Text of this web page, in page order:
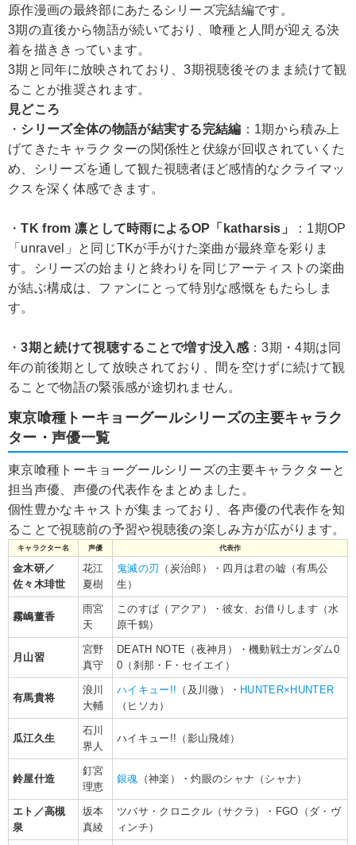
原作漫画の最終部にあたるシリーズ完結編です。
3期の直後から物語が続いており、喰種と人間が迎える決
着を描ききっています。
3期と同年に放映されており、3期視聴後そのまま続けて観
ることが推奨されます。
見どころ
・ シリーズ全体の物語が結実する完結編 ：1期から積み上
げてきたキャラクターの関係性と伏線が回収されていくた
め、シリーズを通して観た視聴者ほど感情的なクライマッ
クスを深く体感できます。
・TK from 凛として時雨によるOP「katharsis」
：1期OP
「unravel」と同じTKが手がけた楽曲が最終章を彩りま
す。シリーズの始まりと終わりを同じアーティストの楽曲
が結ぶ構成は、ファンにとって特別な感慨をもたらしま
す。
・3期と続けて視聴することで増す没入感 ：3期・4期は同
年の前後期として放映されており、間を空けずに続けて観
ることで物語の緊張感が途切れません。
東京喰種トーキョーグールシリーズの主要キャラク
ター・声優一覧
東京喰種トーキョーグールシリーズの主要キャラクターと
担当声優、声優の代表作をまとめました。
個性豊かなキャストが集まっており、各声優の代表作を知
ることで視聴前の予習や視聴後の楽しみ方が広がります。
キャラクター名 声優 代表作
金木研／
佐々木琲世
花江
夏樹
鬼滅の刃
（炭治郎）・四月は君の嘘（有馬公
生）
霧嶋董香
雨宮
天
このすば（アクア）・彼女、お借りします（水
原千鶴）
月山習
宮野
真守
DEATH NOTE（夜神月）・機動戦士ガンダム0
0（刹那・F・セイエイ）
有馬貴将
浪川
大輔
ハイキュー!! （及川徹）・ HUNTER×HUNTER
（ヒソカ）
瓜江久生
石川
界人
ハイキュー!!（影山飛雄）
鈴屋什造
釘宮
理恵
銀魂 （神楽）・灼眼のシャナ（シャナ）
エト／高槻
泉
坂本
真綾
ツバサ・クロニクル（サクラ）・FGO（ダ・ヴ
ィンチ）